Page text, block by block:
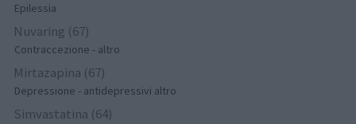
Epilessia
Nuvaring (67)
Contraccezione - altro
Mirtazapina (67)
Depressione - antidepressivi altro
Simvastatina (64)